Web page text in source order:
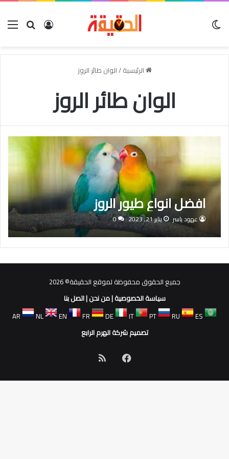
بحث عنتسجيل
الرئيسية/الوان طائر الروز
الوان طائر الروز
افضل انواع طيور الروز
عهود ياسر يناير 21, 2023 0
جميع الحقوق محفوظة لموقع الحقيقة© 2026
سياسة الخصوصية|من نحن|اتصل بنا
AR
NL EN FR DE IT PT RU
ES
تصميم شركة الهرم الرابع
فيسبوك
الموقع